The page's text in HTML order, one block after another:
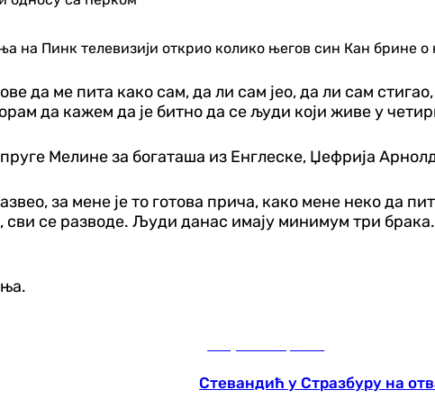
на Пинк телевизији открио колико његов син Кан брине
да ме пита како сам, да ли сам јео, да ли сам
да кажем да је битно да се људи који живе у
Мелине за богаташа из Енглеске, Џефрија
за мене је то готова прича, како мене неко да
сви се разводе. Људи данас имају минимум три
Стевандић у Стразбуру на